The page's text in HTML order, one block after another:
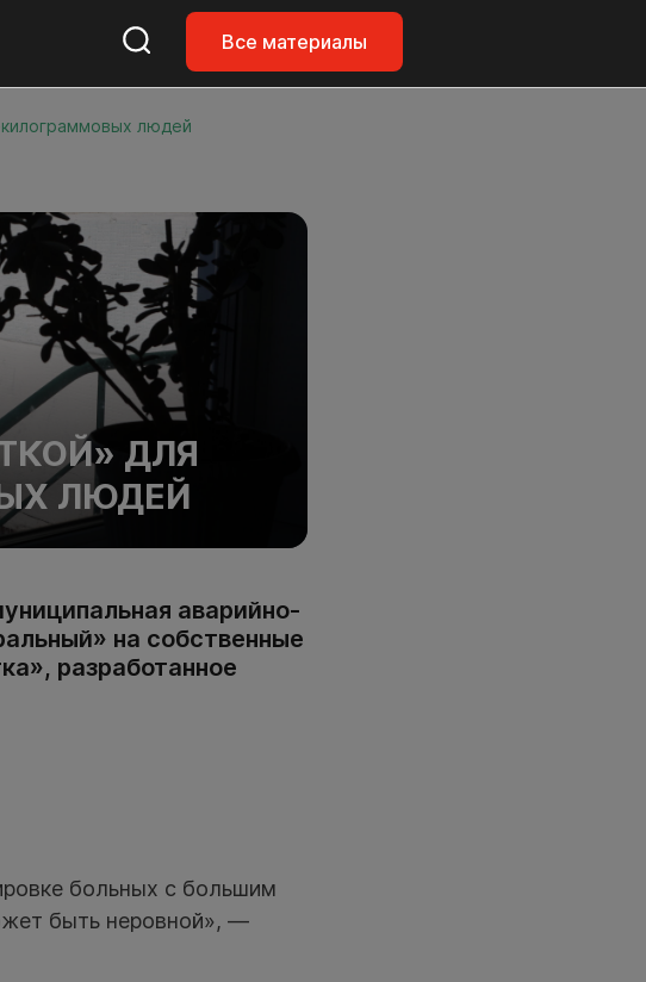
Все материалы
людей
ДЛЯ
ЛЮДЕЙ
аварийно-
на собственные
разработанное
больных с большим
быть неровной», —